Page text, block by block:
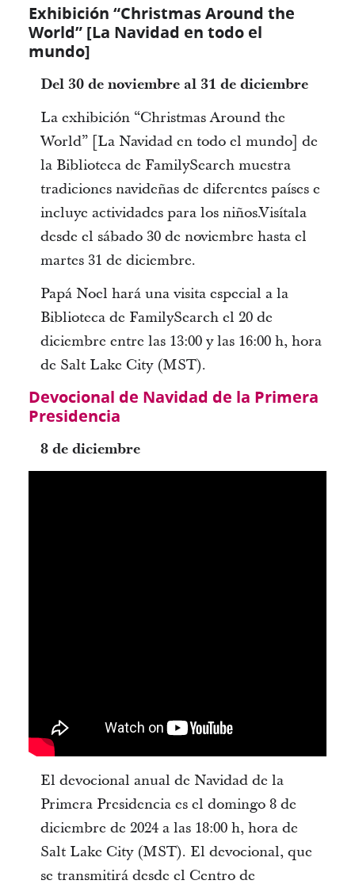
Exhibición “Christmas Around the
World” [La Navidad en todo el
mundo]
Del 30 de noviembre al 31 de diciembre
La exhibición “Christmas Around the
World” [La Navidad en todo el mundo] de
la Biblioteca de FamilySearch muestra
tradiciones navideñas de diferentes países e
incluye actividades para los niños.Visítala
desde el sábado 30 de noviembre hasta el
martes 31 de diciembre.
Papá Noel hará una visita especial a la
Biblioteca de FamilySearch el 20 de
diciembre entre las 13:00 y las 16:00 h, hora
de Salt Lake City (MST).
Devocional de Navidad de la Primera
Presidencia
8 de diciembre
El devocional anual de Navidad de la
Primera Presidencia es el domingo 8 de
diciembre de 2024 a las 18:00 h, hora de
Salt Lake City (MST). El devocional, que
se transmitirá desde el Centro de